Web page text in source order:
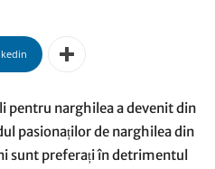
pentru narghilea a devenit din
pasionaților de narghilea din
sunt preferați în detrimentul